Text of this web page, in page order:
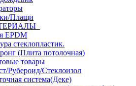
Плащи
ЕРDM
стеклопластик.
(Плита потолочная)
товары
Рубероид/Стеклоизол
система(Деке)